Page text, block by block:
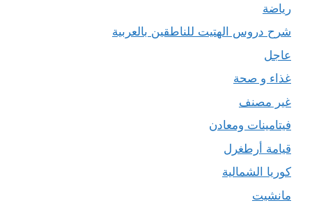
رياضة
شرح دروس الهتيت للناطقين بالعربية
عاجل
غذاء و صحة
غير مصنف
فيتامينات ومعادن
قيامة أرطغرل
كوريا الشمالية
مانشيت